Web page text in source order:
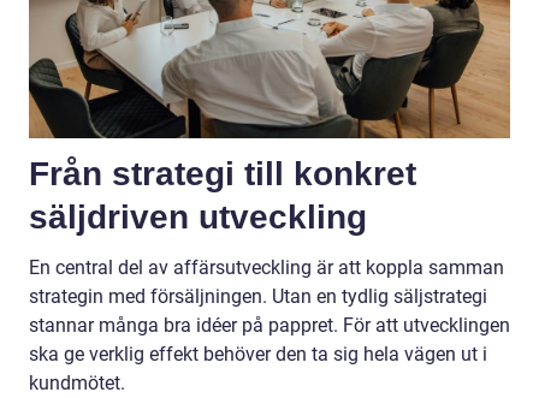
Från strategi till konkret
säljdriven utveckling
En central del av affärsutveckling är att koppla samman
strategin med försäljningen. Utan en tydlig säljstrategi
stannar många bra idéer på pappret. För att utvecklingen
ska ge verklig effekt behöver den ta sig hela vägen ut i
kundmötet.